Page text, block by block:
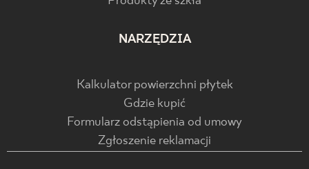
NARZĘDZIA
Kalkulator powierzchni płytek
Gdzie kupić
Formularz odstąpienia od umowy
Zgłoszenie reklamacji